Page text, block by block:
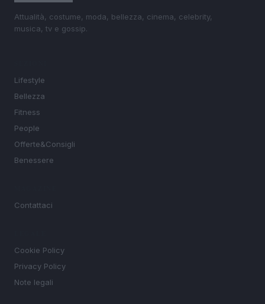
Attualità, costume, moda, bellezza, cinema, celebrity,
musica, tv e gossip.
Lifestyle
Bellezza
Fitness
People
Offerte&Consigli
Benessere
Contattaci
Cookie Policy
Privacy Policy
Note legali